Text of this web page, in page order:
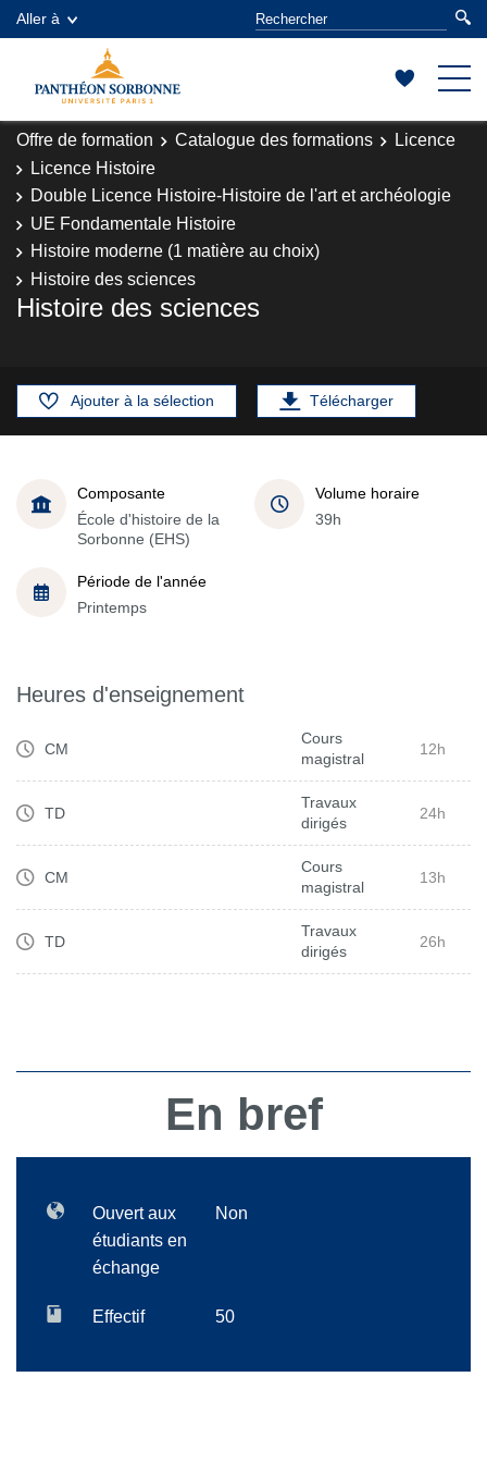
Aller à
Offre de formation Catalogue des formations
Licence
Licence Histoire
Double Licence Histoire-Histoire de l'art et archéologie
UE Fondamentale Histoire
Histoire moderne (1 matière au choix)
Histoire des sciences
Histoire des sciences
Ajouter à la sélection Télécharger
Composante
École d'histoire de la
Sorbonne (EHS)
Volume horaire
39h
Période de l'année
Printemps
Heures d'enseignement
CM
Cours
magistral
12h
TD
Travaux
dirigés
24h
CM
Cours
magistral
13h
TD
Travaux
dirigés
26h
En bref
Ouvert aux
étudiants en
échange
Non
Effectif 50